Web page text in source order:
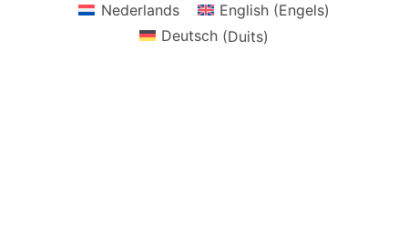
Nederlands English(Engels)
Deutsch (Duits)